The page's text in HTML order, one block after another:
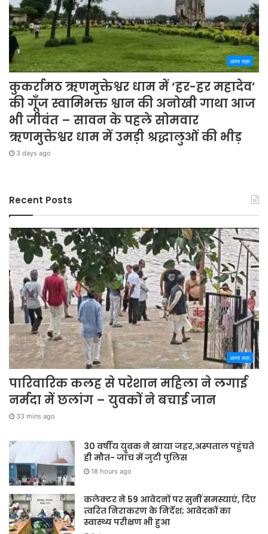
अपना शहर
कुकर्रामठ ऋणमुक्तेश्वर धाम में ‘हर-हर महादेव’
की गूँज स्वामिभक्त श्वान की अनोखी गाथा आज
भी जीवंत – सावन के पहले सोमवार
ऋणमुक्तेश्वर धाम में उमड़ी श्रद्धालुओं की भीड़
3 days ago
Recent Posts
अपना शहर
पारिवारिक कलह से परेशान महिला ने लगाई
नर्मदा में छलांग – युवकों ने बचाई जान
33 mins ago
30 वर्षीय युवक ने खाया जहर,अस्पताल पहुंचते
ही मौत- जाँच में जुटी पुलिस
18 hours ago
कलेक्टर ने 59 आवेदनों पर सुनीं समस्याएं, दिए
त्वरित निराकरण के निर्देश; आवेदकों का
स्वास्थ्य परीक्षण भी हुआ